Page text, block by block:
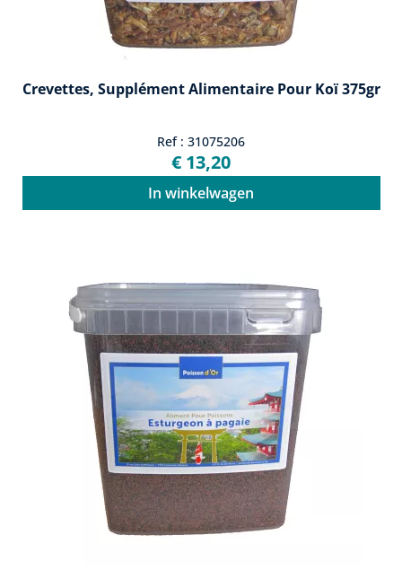
Crevettes, Supplément Alimentaire Pour Koï 375gr
Ref : 31075206
€ 13,20
In winkelwagen